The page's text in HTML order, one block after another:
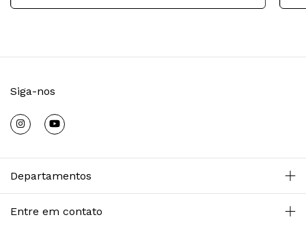
Siga-nos
Departamentos
Entre em contato